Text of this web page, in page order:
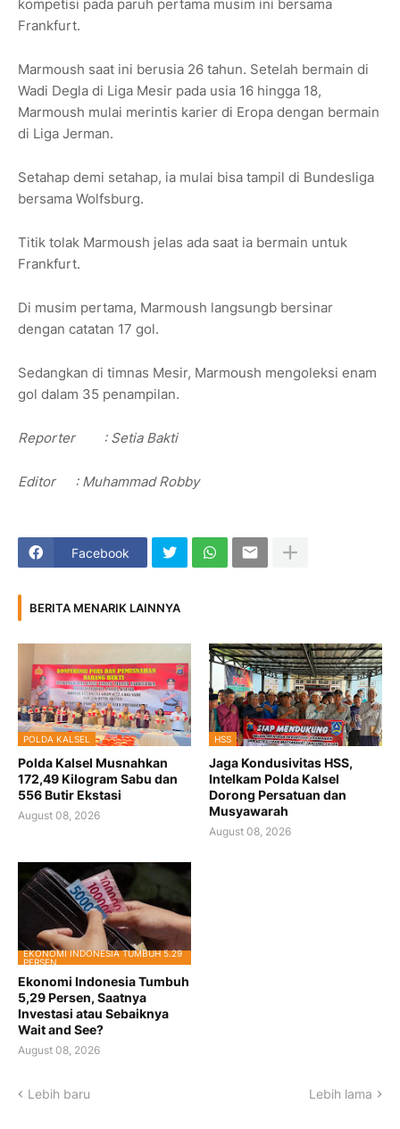
kompetisi pada paruh pertama musim ini bersama
Frankfurt.
Marmoush saat ini berusia 26 tahun. Setelah bermain di
Wadi Degla di Liga Mesir pada usia 16 hingga 18,
Marmoush mulai merintis karier di Eropa dengan bermain
di Liga Jerman.
Setahap demi setahap, ia mulai bisa tampil di Bundesliga
bersama Wolfsburg.
Titik tolak Marmoush jelas ada saat ia bermain untuk
Frankfurt.
Di musim pertama, Marmoush langsungb bersinar
dengan catatan 17 gol.
Sedangkan di timnas Mesir, Marmoush mengoleksi enam
gol dalam 35 penampilan.
Reporter : Setia Bakti
Editor : Muhammad Robby
Facebook
BERITA MENARIK LAINNYA
POLDA KALSEL
Polda Kalsel Musnahkan
172,49 Kilogram Sabu dan
556 Butir Ekstasi
August 08, 2026
HSS
Jaga Kondusivitas HSS,
Intelkam Polda Kalsel
Dorong Persatuan dan
Musyawarah
August 08, 2026
EKONOMI INDONESIA TUMBUH 5.29
PERSEN
Ekonomi Indonesia Tumbuh
5,29 Persen, Saatnya
Investasi atau Sebaiknya
Wait and See?
August 08, 2026
Lebih baru Lebih lama